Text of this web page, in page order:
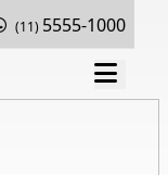
(11) 5555-1000